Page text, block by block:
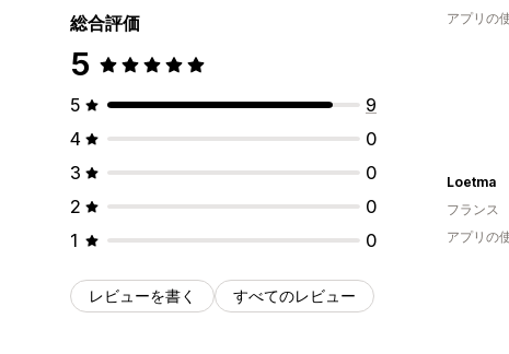
総合評価
5
5
9
4
0
3
0
2
0
1
0
レビューを書く すべてのレビュー
アプリの
Loetma
フランス
アプリの